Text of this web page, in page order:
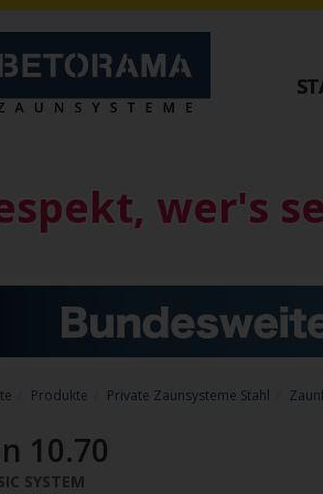
Schiebetore
Schiebetore
wer's
Produkte Private Zaunsysteme Stahl
10.70
SYSTEM